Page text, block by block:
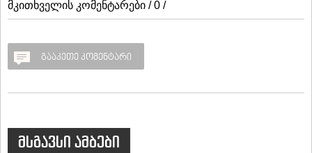
მკითხველის კომენტარები / 0 /
გააკეთე კომენტარი
მსგავსი ამბები